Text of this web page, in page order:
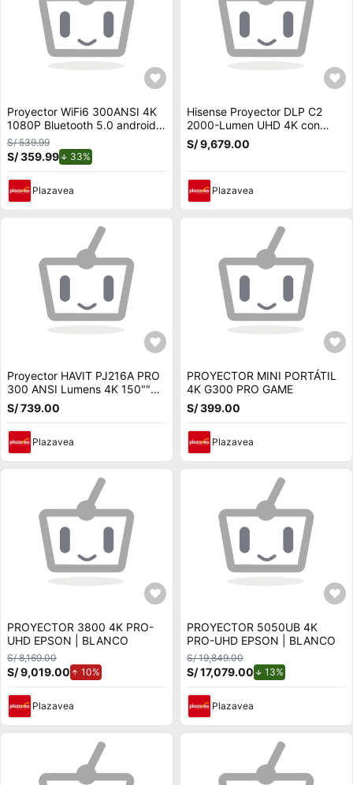
Proyector WiFi6 300ANSI 4K
1080P Bluetooth 5.0 android
11
S/ 539.99
S/ 359.99 33%
Plazavea
Hisense Proyector DLP C2
2000-Lumen UHD 4K con
Soporte Integrado y Sonido
JBL
S/ 9,679.00
Plazavea
Proyector HAVIT PJ216A PRO
300 ANSI Lumens 4K 150""
HDMI Beige
S/ 739.00
Plazavea
PROYECTOR MINI PORTÁTIL
4K G300 PRO GAME
S/ 399.00
Plazavea
PROYECTOR 3800 4K PRO-
UHD EPSON | BLANCO
S/ 8,169.00
S/ 9,019.00 10%
Plazavea
PROYECTOR 5050UB 4K
PRO-UHD EPSON | BLANCO
S/ 19,849.00
S/ 17,079.00 13%
Plazavea